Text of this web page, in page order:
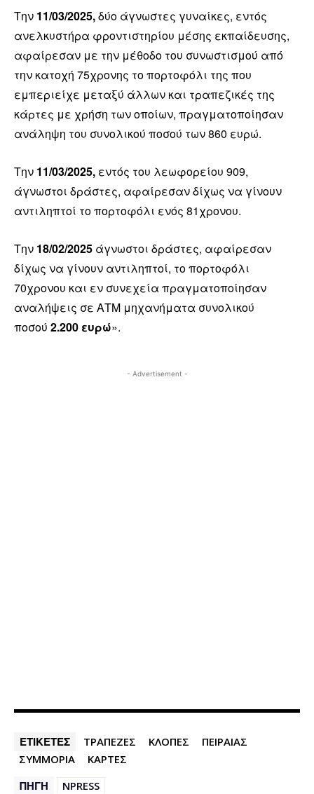
Την 11/03/2025,δύο άγνωστες γυναίκες, εντός
ανελκυστήρα φροντιστηρίου μέσης εκπαίδευσης,
αφαίρεσαν με την μέθοδο του συνωστισμού από
την κατοχή 75χρονης το πορτοφόλι της που
εμπεριείχε μεταξύ άλλων και τραπεζικές της
κάρτες με χρήση των οποίων, πραγματοποίησαν
ανάληψη του συνολικού ποσού των 860 ευρώ.
Την 11/03/2025, εντός του λεωφορείου 909,
άγνωστοι δράστες, αφαίρεσαν δίχως να γίνουν
αντιληπτοί το πορτοφόλι ενός 81χρονου.
Την 18/02/2025 άγνωστοι δράστες, αφαίρεσαν
δίχως να γίνουν αντιληπτοί, το πορτοφόλι
70χρονου και εν συνεχεία πραγματοποίησαν
αναλήψεις σε ΑΤΜ μηχανήματα συνολικού
ποσού 2.200 ευρώ».
- Advertisement -
ΕΤΙΚΕΤΕΣ ΤΡΑΠΕΖΕΣ ΚΛΟΠΕΣ
ΠΕΙΡΑΙΑΣ
ΣΥΜΜΟΡΙΑ
ΚΑΡΤΕΣ
ΠΗΓΗ NPRESS